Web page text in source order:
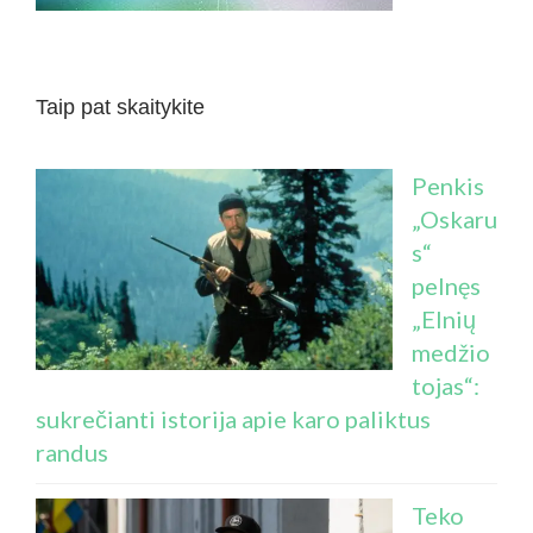
Taip pat skaitykite
Penkis
„Oskaru
s“
pelnęs
„Elnių
medžio
tojas“:
sukrečianti istorija apie karo paliktus
randus
Teko